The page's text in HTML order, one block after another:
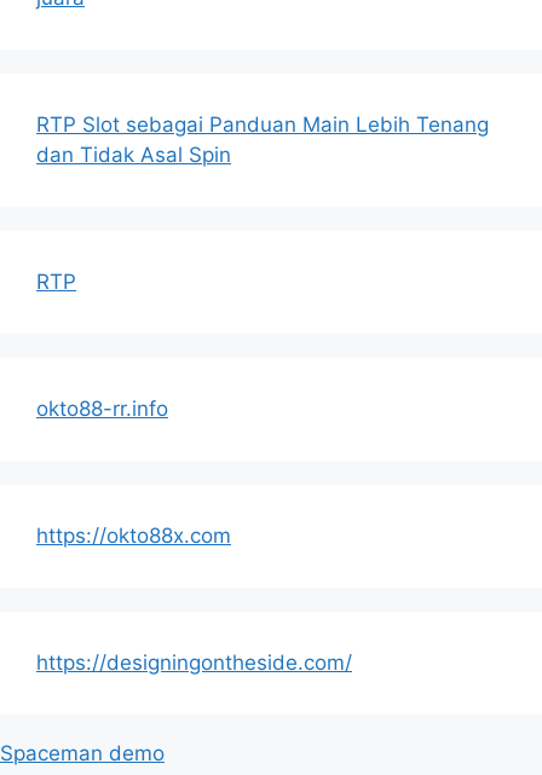
RTP Slot sebagai Panduan Main Lebih Tenang
dan Tidak Asal Spin
RTP
okto88-rr.info
https://okto88x.com
https://designingontheside.com/
Spaceman demo